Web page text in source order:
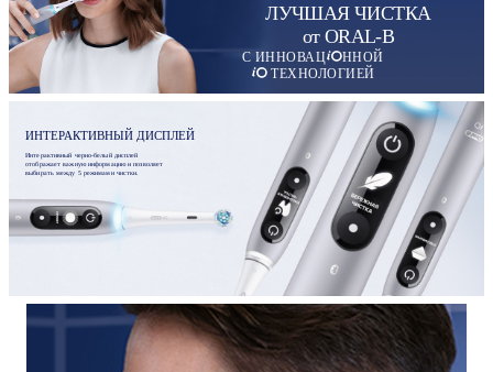
ЛУЧШАЯ ЧИСТКА
от ORAL-B
С ИННОВАЦ
ННОЙ
ТЕХНОЛОГИЕЙ
ИНТЕРАКТИВНЫЙ ДИСПЛЕЙ
Интерактивный черно-белый дисплей
отображает важную информацию и позволяет
выбирать между 5 режимами чистки.